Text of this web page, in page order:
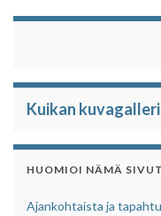
Kuikan
HUOMIOI NÄMÄ
Ajankohtaista ja